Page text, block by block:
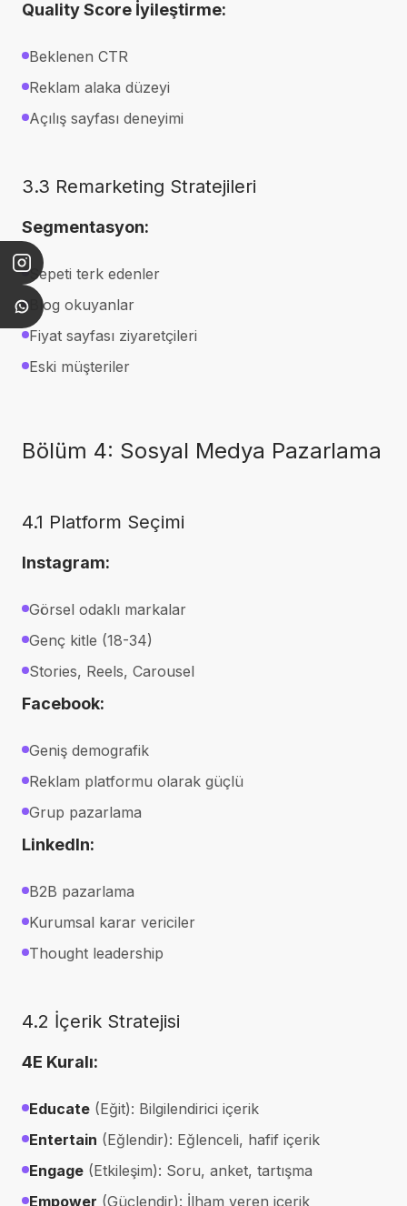
Quality Score İyileştirme:
Beklenen CTR
Reklam alaka düzeyi
Açılış sayfası deneyimi
3.3 Remarketing Stratejileri
Segmentasyon:
Sepeti terk edenler
Blog okuyanlar
Fiyat sayfası ziyaretçileri
Eski müşteriler
Bölüm 4: Sosyal Medya Pazarlama
4.1 Platform Seçimi
Instagram:
Görsel odaklı markalar
Genç kitle (18-34)
Stories, Reels, Carousel
Facebook:
Geniş demografik
Reklam platformu olarak güçlü
Grup pazarlama
LinkedIn:
B2B pazarlama
Kurumsal karar vericiler
Thought leadership
4.2 İçerik Stratejisi
4E Kuralı:
Educate (Eğit): Bilgilendirici içerik
Entertain (Eğlendir): Eğlenceli, hafif içerik
Engage (Etkileşim): Soru, anket, tartışma
Empower (Güçlendir): İlham veren içerik